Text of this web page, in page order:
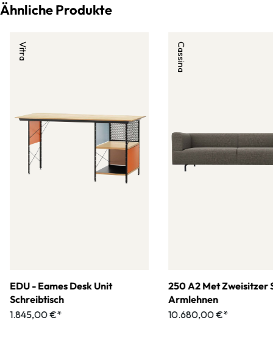
Ähnliche Produkte
Vitra
EDU - Eames Desk Unit
Schreibtisch
1.845,00 €*
Cassina
250 A2 Met Zweisitzer
Armlehnen
10.680,00 €*